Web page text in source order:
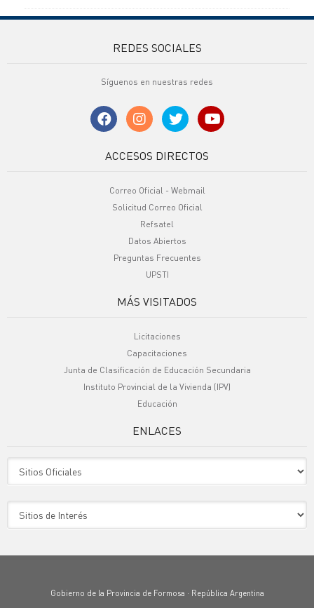
REDES SOCIALES
Síguenos en nuestras redes
ACCESOS DIRECTOS
Correo Oficial - Webmail
Solicitud Correo Oficial
Refsatel
Datos Abiertos
Preguntas Frecuentes
UPSTI
MÁS VISITADOS
Licitaciones
Capacitaciones
Junta de Clasificación de Educación Secundaria
Instituto Provincial de la Vivienda (IPV)
Educación
ENLACES
Gobierno de la Provincia de Formosa · República Argentina